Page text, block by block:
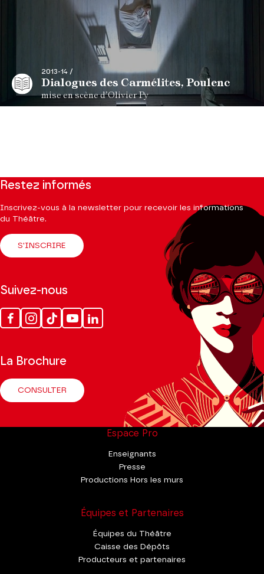
2013-14 /
Dialogues des Carmélites, Poulenc
mise en scène d’Olivier Py
Restez informés
Inscrivez-vous à la newsletter pour recevoir les informations
du Théâtre.
S'INSCRIRE
Suivez-nous
FacebookInstagram
Tik
Tok
YoutubeLinkedin
La Brochure
CONSULTER
Espace Pro
Enseignants
Presse
Productions Hors les murs
Équipes et Partenaires
Équipes du Théâtre
Caisse des Dépôts
Producteurs et partenaires